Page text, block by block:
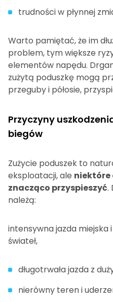
trudności w płynnej
Warto pamiętać, że im
problem, tym większe
elementów napędu.
zużytą poduszkę mogą
przeguby i półosie,
Przyczyny
biegów
Zużycie poduszek to
eksploatacji, ale niektóre
znacząco przyspieszyć.
należą:
intensywna jazda miejska
świateł,
długotrwała jazda z
nierówny teren i